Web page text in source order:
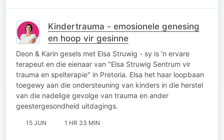
Kindertrauma - emosionele genesing
en hoop vir gesinne
Deon & Karin gesels met Elsa Struwig - sy is 'n ervare
terapeut en die eienaar van "Elsa Struwig Sentrum vir
trauma en spelterapie" in Pretoria. Elsa het haar loopbaan
toegewy aan die ondersteuning van kinders in die herstel
van die nadelige gevolge van trauma en ander
geestergesondheid uitdagings.
15 JUN 1 HR 33 MIN